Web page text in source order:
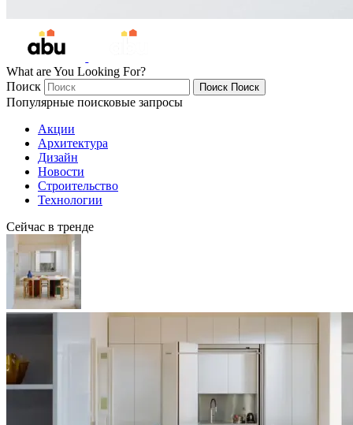
What are You Looking For?
Поиск
Поиск Поиск
Популярные поисковые запросы
Акции
Архитектура
Дизайн
Новости
Строительство
Технологии
Сейчас в тренде